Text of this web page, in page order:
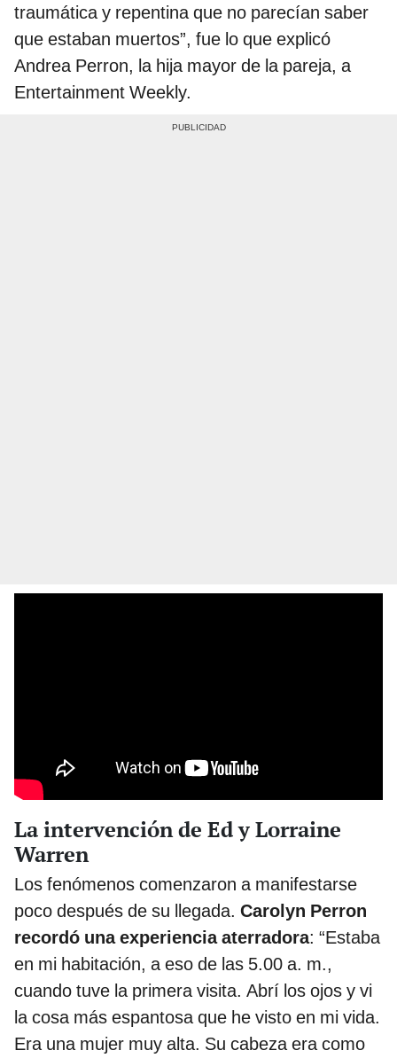
traumática y repentina que no parecían saber
que estaban muertos”, fue lo que explicó
Andrea Perron, la hija mayor de la pareja, a
Entertainment Weekly.
La intervención de Ed y Lorraine
Warren
Los fenómenos comenzaron a manifestarse
poco después de su llegada. Carolyn Perron
recordó una experiencia aterradora: “Estaba
en mi habitación, a eso de las 5.00 a. m.,
cuando tuve la primera visita. Abrí los ojos y vi
la cosa más espantosa que he visto en mi vida.
Era una mujer muy alta. Su cabeza era como